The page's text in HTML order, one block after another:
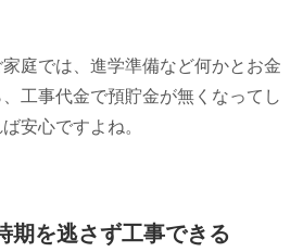
庭では、進学準備など何かとお金
工事代金で預貯金が無くなってし
安心ですよね。
を逃さず工事できる